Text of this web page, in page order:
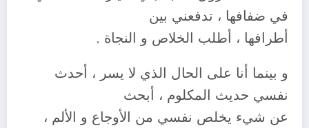
في ضفافها ، تدفعني بين
أطرافها ، أطلب الخلاص و النجاة .
و بينما أنا على الحال الذي لا يسر ، أحدث
نفسي حديث المكلوم ، أبحث
عن شيء يخلص نفسي من الأوجاع و الألم ،